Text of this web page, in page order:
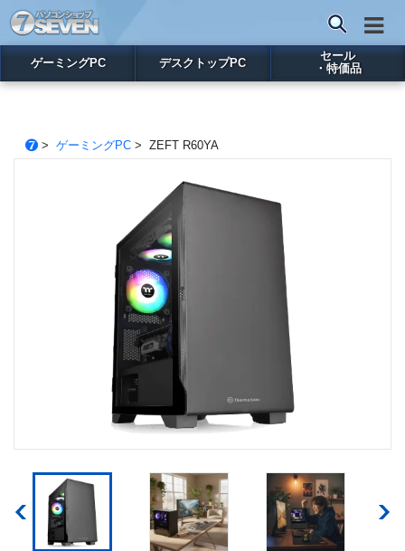
ゲーミングPC デスクトップPC
セール
・特価品
> ゲーミングPC> ZEFT R60YA